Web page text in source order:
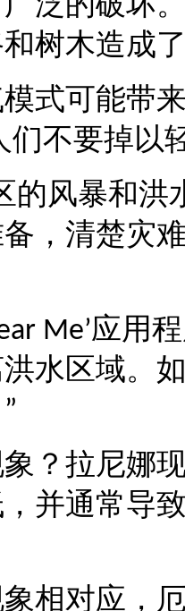
树木造成
式可能带
们不要掉以
的风暴和
，清楚灾
Me’应用
水区域。
”
？拉尼娜
并通常导
相对应，